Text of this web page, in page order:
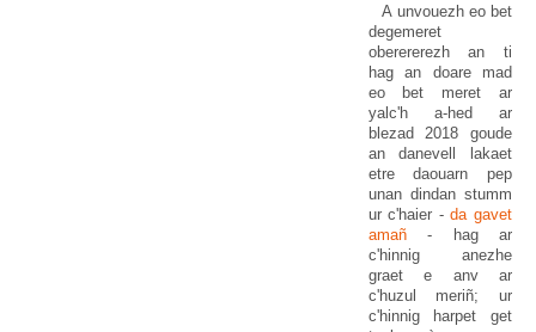
A unvouezh eo bet
degemeret
oberererezh an ti
hag an doare mad
eo bet meret ar
yalc'h a-hed ar
blezad 2018 goude
an danevell lakaet
etre daouarn pep
unan dindan stumm
ur c'haier -da gavet
amañ- hag ar
c'hinnig anezhe
graet e anv ar
c'huzul meriñ; ur
c'hinnig harpet get